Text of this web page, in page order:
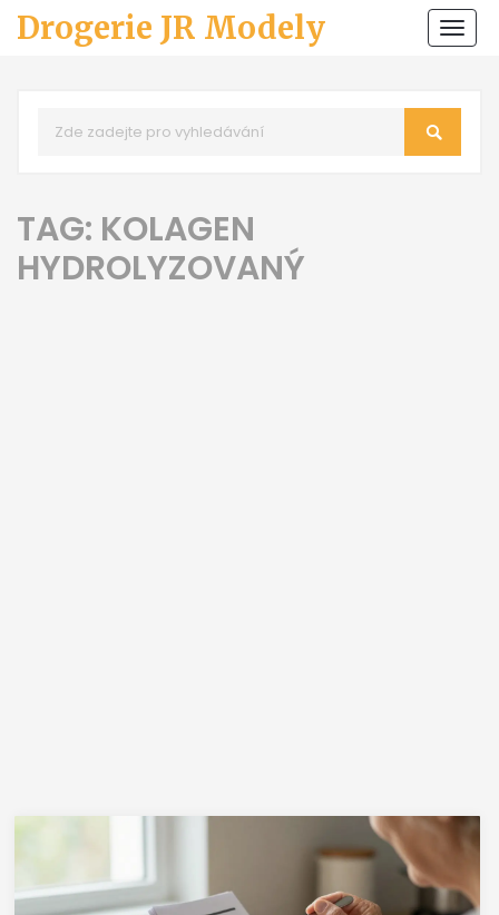
Drogerie JR Modely
TAG: KOLAGEN
HYDROLYZOVANÝ